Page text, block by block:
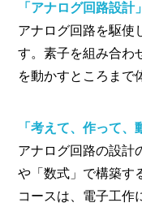
「アナログ回路設計
アナログ回路を駆使
す。素子を組み合わ
を動かすところまで
「考えて、作って、
アナログ回路の設計
や「数式」で構築す
コースは、電子工作